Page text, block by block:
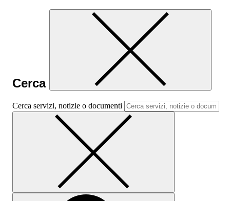
Cerca
Cerca servizi, notizie o documenti